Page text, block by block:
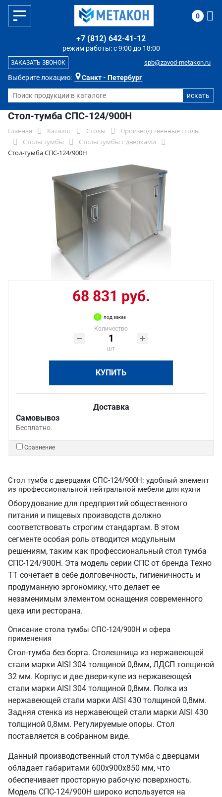
Выберите локацию: Санкт - Петербург
режим работы: с 9:00 до 18:00
+7 (812) 642-41-12
spb@zavod-metakon.ru
ЗАКАЗАТЬ ЗВОНОК
0
Стол-тумба СПС-124/900Н
Главная Каталог Столы
Производственные столы
Столы тумбы
Столы тумбы с дверками
Стол-тумба СПС-124/900Н
68 831 руб.
под заказ
Количество
шт
КУПИТЬ
Доставка
Самовывоз
Бесплатно.
Сравнение
Стол тумба с дверцами СПС-124/900Н: удобный элемент
из профессиональной нейтральной мебели для кухни
Оборудование для предприятий общественного
питания и пищевых производств должно
соответствовать строгим стандартам. В этом
сегменте особая роль отводится модульным
решениям, таким как профессиональный стол тумба
СПС-124/900Н. Эта модель серии СПС от бренда Техно
ТТ сочетает в себе долговечность, гигиеничность и
продуманную эргономику, что делает ее
незаменимым элементом оснащения современного
цеха или ресторана.
Описание стола тумбы СПС-124/900Н и сфера
применения
Стол-тумба без борта. Столешница из нержавеющей
стали марки AISI 304 толщиной 0,8мм, ЛДСП толщиной
32 мм. Корпус и две двери-купе из нержавеющей
стали марки AISI 304 толщиной 0,8мм. Полка из
нержавеющей стали марки AISI 430 толщиной 0,8мм.
Задняя стенка из нержавеющей стали марки AISI 430
толщиной 0,8мм. Регулируемые опоры. Стол
поставляется в собранном виде.
Данный производственный стол тумба с дверцами
обладает габаритами 600х900х850 мм, что
обеспечивает просторную рабочую поверхность.
Модель СПС-124/900Н широко используется на